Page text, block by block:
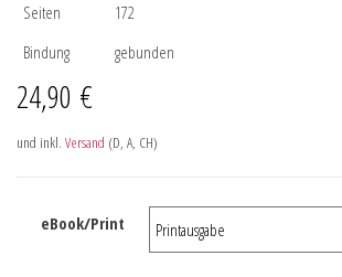
Seiten
172
Bindung
gebunden
24,90 €
und inkl. Versand (D, A, CH)
eBook/Print